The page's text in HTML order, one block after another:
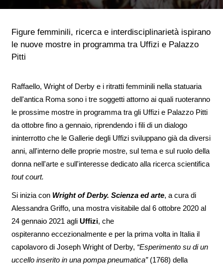
Figure femminili, ricerca e interdisciplinarietà ispirano
le nuove mostre in programma tra Uffizi e Palazzo
Pitti
Raffaello, Wright of Derby e i ritratti femminili nella statuaria
dell'antica Roma sono i tre soggetti attorno ai quali ruoteranno
le prossime mostre in programma tra gli Uffizi e Palazzo Pitti
da ottobre fino a gennaio, riprendendo i fili di un dialogo
ininterrotto che le Gallerie degli Uffizi sviluppano già da diversi
anni, all'interno delle proprie mostre, sul tema e sul ruolo della
donna nell'arte e sull'interesse dedicato alla ricerca scientifica
tout court.
Si inizia con Wright of Derby. Scienza ed arte, a cura di
Alessandra Griffo, una mostra visitabile dal 6 ottobre 2020 al
24 gennaio 2021 agli Uffizi, che
ospiteranno eccezionalmente e per la prima volta in Italia il
capolavoro di Joseph Wright of Derby, “Esperimento su di un
uccello inserito in una pompa pneumatica”(1768) della